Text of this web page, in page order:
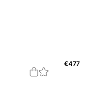
€477